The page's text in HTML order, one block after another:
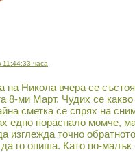
11:44:33 часа
на Никола вчера се
8-ми Март. Чудих се
сметка се спрях на
едно пораснало момче,
изглежда точно
го опиша. Като по-